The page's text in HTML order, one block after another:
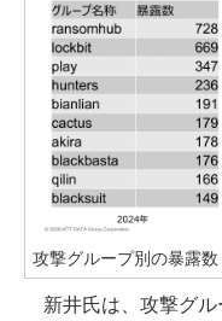
攻撃グループ別の暴露数
新井氏は、攻撃グル